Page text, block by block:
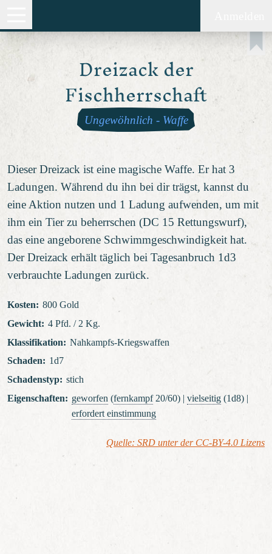
Dreizack der
Fischherrschaft
Ungewöhnlich - Waffe
Dieser Dreizack ist eine magische Waffe. Er hat 3
Ladungen. Während du ihn bei dir trägst, kannst du
eine Aktion nutzen und 1 Ladung aufwenden, um mit
ihm ein Tier zu beherrschen (DC 15 Rettungswurf),
das eine angeborene Schwimmgeschwindigkeit hat.
Der Dreizack erhält täglich bei Tagesanbruch 1d3
verbrauchte Ladungen zurück.
Kosten: 800 Gold
Gewicht: 4 Pfd. / 2 Kg.
Klassifikation: Nahkampfs-Kriegswaffen
Schaden: 1d7
Schadenstyp: stich
Eigenschaften: geworfen(fernkampf20/60) | vielseitig(1d8) |
erfordert einstimmung
Quelle: SRD unter der CC-BY-4.0 Lizens